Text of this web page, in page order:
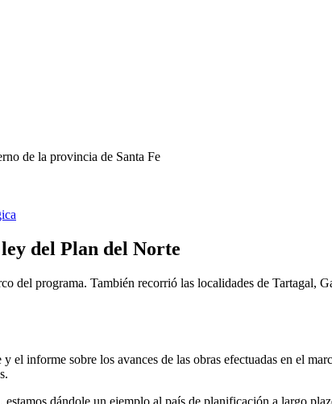
de la provincia de Santa Fe
del Plan del Norte
del programa. También recorrió las localidades de
informe sobre los avances de las obras efectuadas en el
dándole un ejemplo al país de planificación a largo